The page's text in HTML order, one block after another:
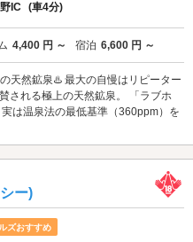
IC (車4分)
4,400 円 ～ 宿泊 6,600 円 ～
天然鉱泉♨️ 最大の自慢はリピーター
される極上の天然鉱泉。 「ラブホ
は温泉法の最低基準（360ppm）を
ー)
ズおすすめ